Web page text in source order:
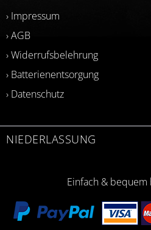
› Impressum
› AGB
› Widerrufsbelehrung
› Batterienentsorgung
› Datenschutz
NIEDERLASSUNG
Einfach &